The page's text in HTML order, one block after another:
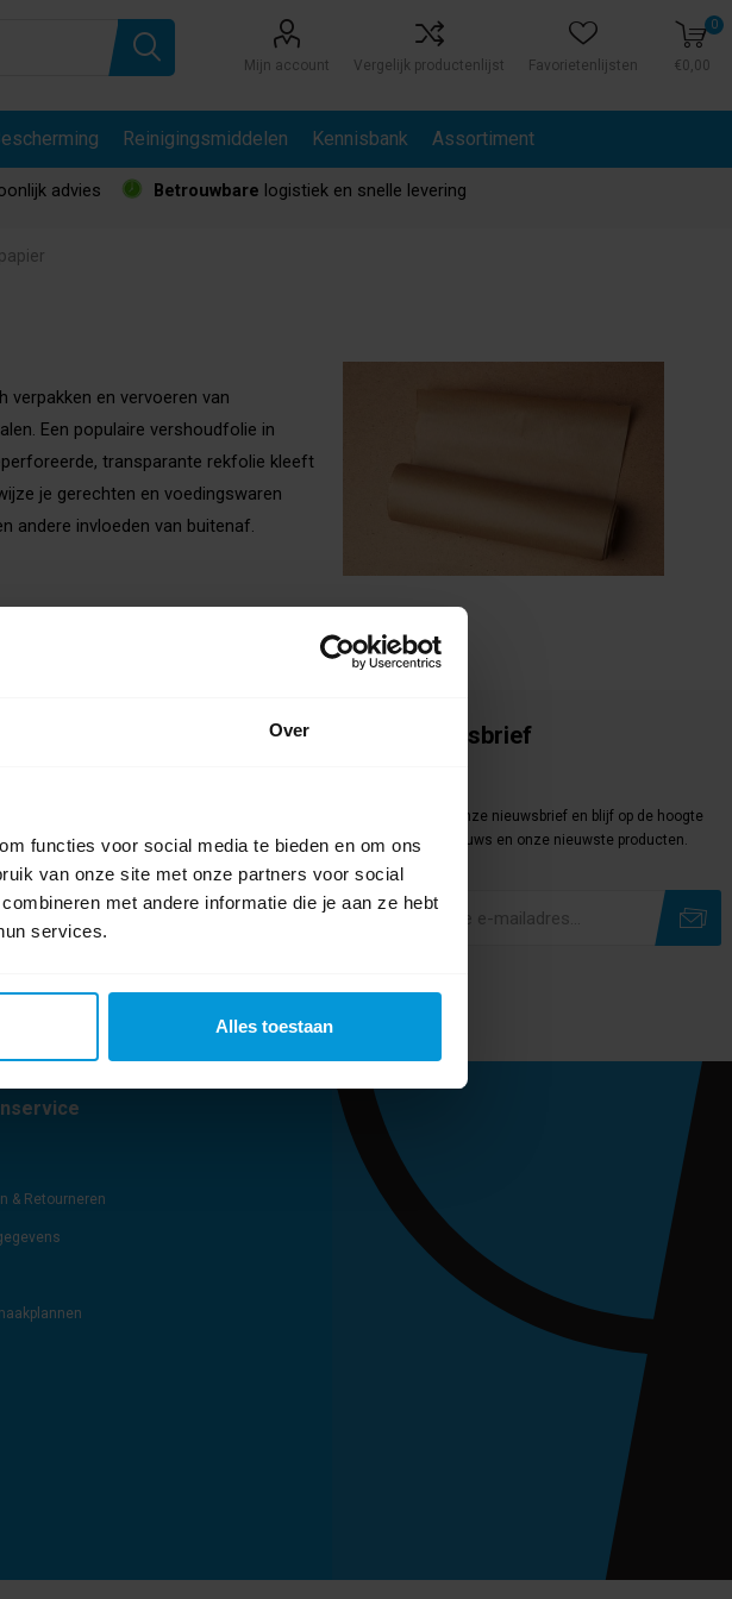
Over
functies voor social media te bieden en om ons
van onze site met onze partners voor social
met andere informatie die je aan ze hebt
services.
Alles toestaan
Mijn account Vergelijk productenlijst Favorietenlijsten
0
€0,00
Reinigingsmiddelen Kennisbank Assortiment
advies Betrouwbare logistiek en snelle levering
verpakken en vervoeren van
Een populaire vershoudfolie in
transparante rekfolie kleeft
je gerechten en voedingswaren
andere invloeden van buitenaf.
op
Onze nieuwsbrief
Meld je aan voor onze nieuwsbrief en blijf op de hoogte
van het laatste nieuws en onze nieuwste producten.
& Retourneren